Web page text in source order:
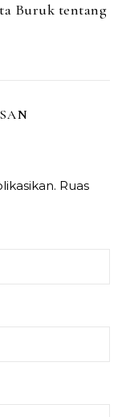
Buruk tentang
Ruas